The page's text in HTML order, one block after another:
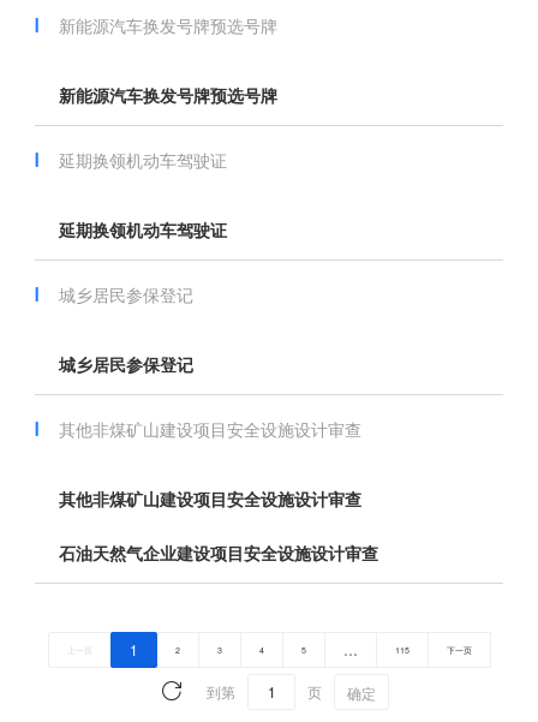
新能源汽车换发号牌预选号牌
新能源汽车换发号牌预选号牌
延期换领机动车驾驶证
延期换领机动车驾驶证
城乡居民参保登记
城乡居民参保登记
其他非煤矿山建设项目安全设施设计审查
其他非煤矿山建设项目安全设施设计审查
石油天然气企业建设项目安全设施设计审查
上一页 1 2 3 4 5 … 115 下一页
到第 页 确定